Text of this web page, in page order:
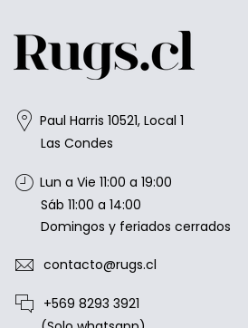
Paul Harris 10521, Local 1
Las Condes
Lun a Vie 11:00 a 19:00
Sáb 11:00 a 14:00
Domingos y feriados cerrados
contacto@rugs.cl
+569 8293 3921